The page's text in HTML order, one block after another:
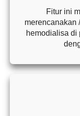
Fitur ini
merencanakan
hemodialisa di